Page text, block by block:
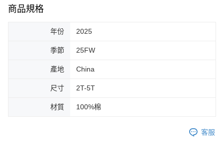
商品規格
年份 2025
季節 25FW
產地 China
尺寸 2T-5T
材質 100%棉
客服